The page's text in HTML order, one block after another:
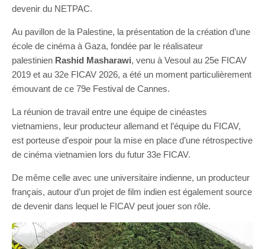
devenir du NETPAC.
Au pavillon de la Palestine, la présentation de la création d’une
école de cinéma à Gaza, fondée par le réalisateur
palestinien Rashid Masharawi, venu à Vesoul au 25e FICAV
2019 et au 32e FICAV 2026, a été un moment particulièrement
émouvant de ce 79e Festival de Cannes.
La réunion de travail entre une équipe de cinéastes
vietnamiens, leur producteur allemand et l’équipe du FICAV,
est porteuse d’espoir pour la mise en place d’une rétrospective
de cinéma vietnamien lors du futur 33e FICAV.
De même celle avec une universitaire indienne, un producteur
français, autour d’un projet de film indien est également source
de devenir dans lequel le FICAV peut jouer son rôle.